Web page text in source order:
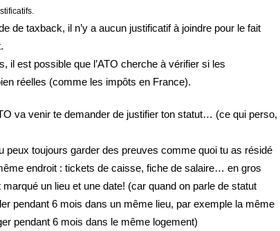
de taxback, il n’y a aucun justificatif à joindre pour le fait
il est possible que l’ATO cherche à vérifier si les
réelles (comme les impôts en France).
va venir te demander de justifier ton statut… (ce qui perso,
peux toujours garder des preuves comme quoi tu as résidé
endroit : tickets de caisse, fiche de salaire… en gros
un lieu et une date! (car quand on parle de statut
pendant 6 mois dans un même lieu, par exemple la même
pendant 6 mois dans le même logement)